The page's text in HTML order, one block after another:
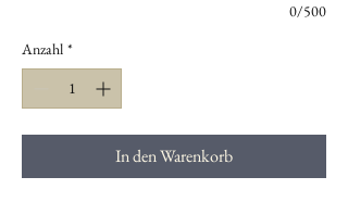
0/500
Anzahl *
In den Warenkorb